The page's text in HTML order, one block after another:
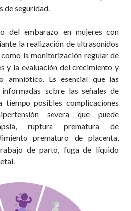
de seguridad.
del embarazo en mujeres con
la realización de ultrasonidos
como la monitorización regular de
y la evaluación del crecimiento y
amniótico. Es esencial que las
sobre las señales de
tiempo posibles complicaciones
severa que puede
ruptura prematura de
prematuro de placenta,
de parto, fuga de líquido